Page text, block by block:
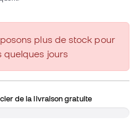
plus de stock pour
quelques jours
de la livraison gratuite